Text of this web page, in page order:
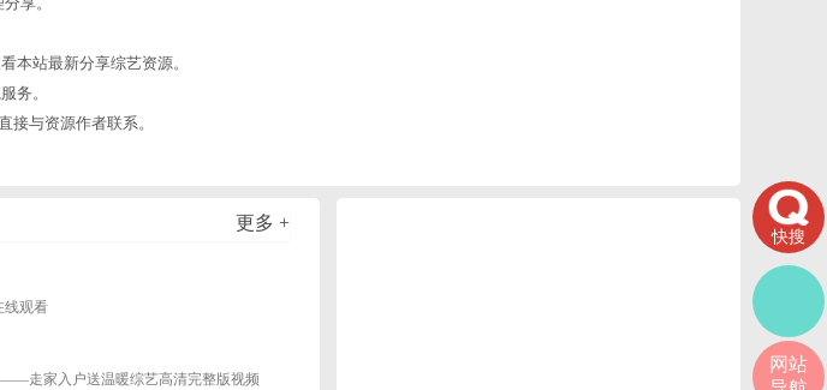
本站最新分享综艺资源。
务。
接与资源作者联系。
更多 +
线观看
——走家入户送温暖综艺高清完整版视频
快搜
网站